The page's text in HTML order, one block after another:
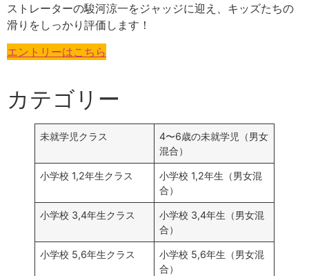
ストレーターの駿河涼一をジャッジに迎え、キッズたちの
滑りをしっかり評価します！
エントリーはこちら
カテゴリー
未就学児クラス
4〜6歳の未就学児（男女
混合）
小学校 1,2年生クラス
小学校 1,2年生（男女混
合）
小学校 3,4年生クラス
小学校 3,4年生（男女混
合）
小学校 5,6年生クラス
小学校 5,6年生（男女混
合）